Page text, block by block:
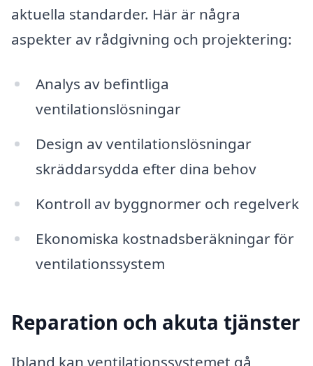
aktuella standarder. Här är några
aspekter av rådgivning och projektering:
Analys av befintliga
ventilationslösningar
Design av ventilationslösningar
skräddarsydda efter dina behov
Kontroll av byggnormer och regelverk
Ekonomiska kostnadsberäkningar för
ventilationssystem
Reparation och akuta tjänster
Ibland kan ventilationssystemet gå